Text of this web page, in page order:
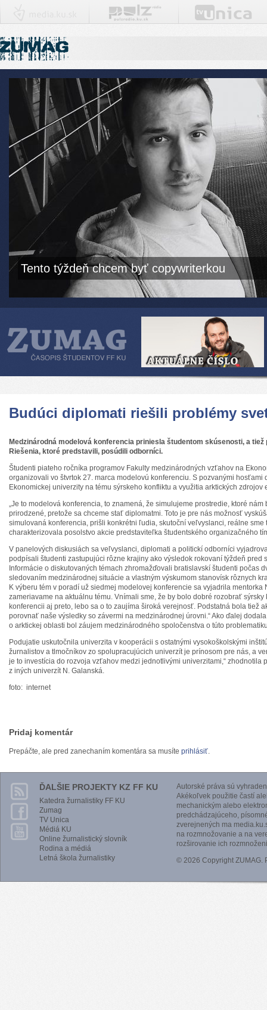
Tento týždeň chcem byť copywriterkou
Budúci diplomati riešili problémy
Medzinárodná modelová konferencia priniesla študentom skúsenosti, a
Riešenia, ktoré predstavili, posúdili odborníci.
Študenti piateho ročníka programov Fakulty medzinárodných vzťahov na
organizovali vo štvrtok 27. marca modelovú konferenciu. S pozvanými hosťami
Ekonomickej univerzity na tému sýrskeho konfliktu a využitia arktických zdrojov
„Je to modelová konferencia, to znamená, že simulujeme prostredie, ktoré nám
prirodzené, pretože sa chceme stať diplomatmi. Toto je pre nás možnosť
simulovaná konferencia, prišli konkrétni ľudia, skutoční veľvyslanci, reálne sme
charakterizovala posolstvo akcie predstaviteľka študentského organizačného
V panelových diskusiách sa veľvyslanci, diplomati a politickí odborníci
podpísali študenti zastupujúci rôzne krajiny ako výsledok rokovaní týždeň pred
Informácie o diskutovaných témach zhromažďovali bratislavskí študenti počas
sledovaním medzinárodnej situácie a vlastným výskumom stanovísk rôznych
K výberu tém v poradí už siedmej modelovej konferencie sa vyjadrila mentorka
zameriavame na aktuálnu tému. Vnímali sme, že by bolo dobré rozobrať
konferencii aj preto, lebo sa o to zaujíma široká verejnosť. Podstatná bola tiež
porovnať naše výsledky so závermi na medzinárodnej úrovni.“ Ako ďalej
o arktickej oblasti bol záujem medzinárodného spoločenstva o túto
Podujatie uskutočnila univerzita v kooperácii s ostatnými vysokoškolskými
žurnalistov a tlmočníkov zo spolupracujúcich univerzít je prínosom pre nás, a
je to investícia do rozvoja vzťahov medzi jednotlivými univerzitami,“ zhodnotila
z iných univerzít N. Galanská.
foto: internet
Pridaj komentár
Prepáčte, ale pred zanechaním komentára sa musíte prihlásiť.
ĎALŠIE PROJEKTY KZ FF KU
Katedra žurnalistiky FF KU
Zumag
TV Unica
Médiá KU
Online žurnalistický slovník
Rodina a médiá
Letná škola žurnalistiky
Autorské práva sú
Akékoľvek použitie častí
mechanickým alebo
predchádzajúceho,
zverejnených ma
na rozmnožovanie a na
rozširovanie ich
© 2026 Copyright ZUMAG.